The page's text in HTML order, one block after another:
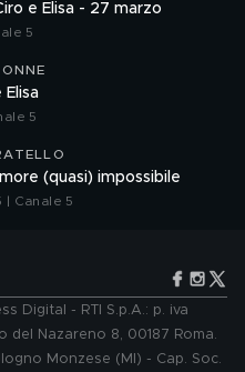
e Elisa - 27 marzo
5
Elisa
5
(quasi) impossibile
| Canale 5
Digital - RTI S.p.A.: p. iva
del Nazareno 8, 00187 Roma.
Monzese (MI) - Cap. Soc.